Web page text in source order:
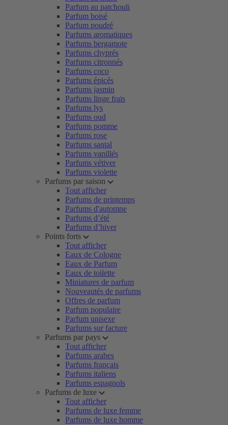
Parfum au patchouli
Parfum boisé
Parfum poudré
Parfums aromatiques
Parfums bergamote
Parfums chyprés
Parfums citronnés
Parfums coco
Parfums épicés
Parfums jasmin
Parfums linge frais
Parfums lys
Parfums oud
Parfums pomme
Parfums rose
Parfums santal
Parfums vanillés
Parfums vétiver
Parfums violette
Parfums par saison
Tout afficher
Parfums de printemps
Parfums d'automne
Parfums d’été
Parfums d’hiver
Points forts
Tout afficher
Eaux de Cologne
Eaux de Parfum
Eaux de toilette
Miniatures de parfum
Nouveautés de parfums
Offres de parfum
Parfum populaire
Parfum unisexe
Parfums sur facture
Parfums par pays
Tout afficher
Parfums arabes
Parfums français
Parfums italiens
Parfums espagnols
Parfums de luxe
Tout afficher
Parfums de luxe femme
Parfums de luxe homme